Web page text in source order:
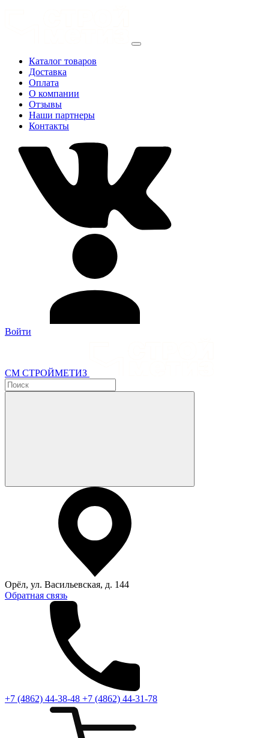
Каталог товаров
Доставка
Оплата
О компании
Отзывы
Наши партнеры
Контакты
Войти
СМ СТРОЙМЕТИЗ
Орёл, ул. Васильевская, д. 144
Обратная связь
+7 (4862) 44-38-48 +7 (4862) 44-31-78